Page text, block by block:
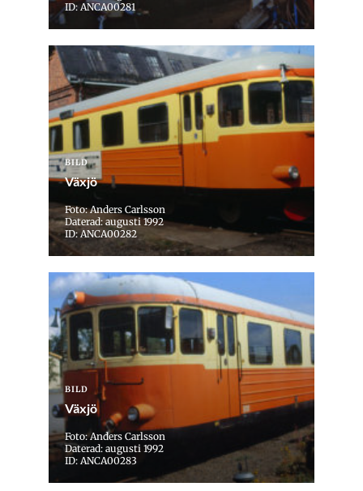
ID: ANCA00281
BILD
Växjö
Foto: Anders Carlsson
Daterad: augusti 1992
ID: ANCA00282
BILD
Växjö
Foto: Anders Carlsson
Daterad: augusti 1992
ID: ANCA00283